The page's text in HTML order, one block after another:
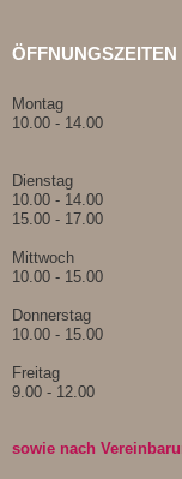
ÖFFNUNGSZEITEN
Montag
10.00 - 14.00
Dienstag
10.00 - 14.00
15.00 - 17.00
Mittwoch
10.00 - 15.00
Donnerstag
10.00 - 15.00
Freitag
9.00 - 12.00
sowie nach